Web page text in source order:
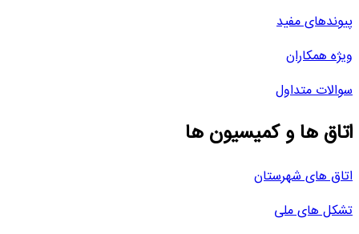
پیوندهای مفید
ویژه همکاران
سوالات متداول
اتاق ها و کمیسیون ها
اتاق های شهرستان
تشکل های ملی